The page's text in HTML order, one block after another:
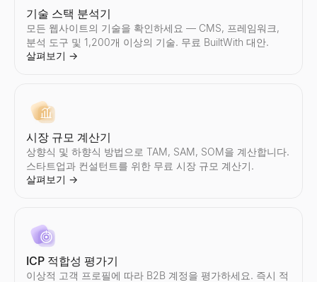
이메일 주소 목록
기업의 이메일 주소목록를 검색.회사도메인에서직원의 이메일
이메일 아웃리치
효과적이메일 아웃리치캠페인를 작성.템플릿, 모범 사례, 도구에
살펴보기 →
이메일 제목줄 테스트 도구
이메일 제목줄을 무료로 테스트하세요. 길이, 파워 워드, 스팸 트
살펴보기→
채용 신호 스캐너
회사를 입력하세요. 채용 중인 직무, 성장 중인 팀, 그리고 연락 방
내 근처 소기업
근처 소기업 찾기 — 영업 중, 채용 중, 매물, 여성 소유, 참전용사
살펴보기 →
기업 인텔리전스 스냅샷
즉시 B2B 기업 인텔리전스 스냅샷 생성 — 매출, 펀딩, 기술 스택,
살펴보기→
면접 질문 생성기
어떤 역할과 면접 유형에든 맞춤형 면접 질문을 몇 초 만에 생성
추천서 생성기
관리자, 동료, 인턴을 위한 4가지 무료 직원 추천서 샘플을 복사
살펴보기 →
AI 이력서 심사기
이력서를 업로드하고 직무 설명을 붙여넣어 0-100점의 일치 점
살펴보기→
기술 스택 분석기
모든 웹사이트의 기술을 확인하세요 — CMS, 프레임워크,
분석 도구 및 1,200개 이상의 기술. 무료 BuiltWith 대안.
살펴보기 →
시장 규모 계산기
상향식 및 하향식 방법으로 TAM, SAM, SOM을 계산합니다.
스타트업과 컨설턴트를 위한 무료 시장 규모 계산기.
살펴보기 →
ICP 적합성 평가기
이상적 고객 프로필에 따라 B2B 계정을 평가하세요. 즉시 적